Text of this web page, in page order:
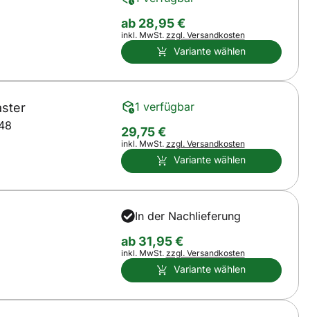
ab:
ab 28,95€
Steuerhinweis:
inkl. MwSt. zzgl. Versandkosten
Variante wählen
1 verfügbar
29,75€
Steuerhinweis:
inkl. MwSt. zzgl. Versandkosten
Variante wählen
In der Nachlieferung
ab:
ab 31,95€
Steuerhinweis:
inkl. MwSt. zzgl. Versandkosten
Variante wählen